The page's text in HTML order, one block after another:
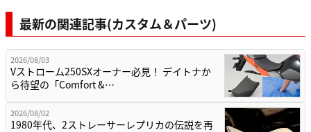
最新の関連記事(カスタム＆パーツ)
2026/08/03
Vストローム250SXオーナー必見！ デイトナか
ら待望の「Comfort &…
2026/08/02
1980年代、2ストレーサーレプリカの伝説を再